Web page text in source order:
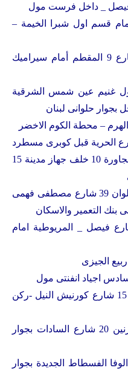
فيصل _ داخل فرست مول
قسم اول شبرا الخيمة –
رنين فرع المقطم : 39 شارع 9 المقطم أمام سيراميك
غنيم عين شمس الشرقية
بجوار حلوانى لبنان
الحرية قبل كوبرى مسطرد
رنين فرع مايو : رنين مايو مجاورة 10 خلف جهاز مدينة 15
رنين فرع حلوان : محطة حلوان 39 شارع مصطفى فهمى
التعمير والاسكان
فيصل : 5 ب شارع فيصل _ المريوطية امام
رنين فرع كورنيش حلوان : 15 شارع كورنيش النيل -ركن
رنين فرع مدينة السلام : رنين 20 شارع السادات بجوار
الفسطاط الجديدة بجوار